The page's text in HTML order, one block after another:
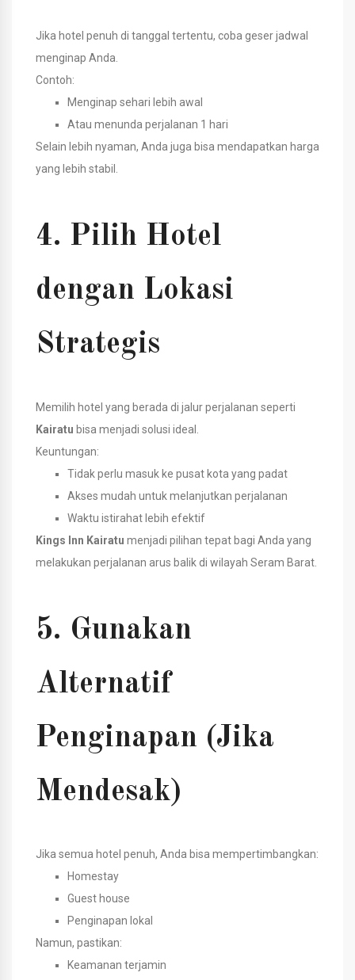
Jika hotel penuh di tanggal tertentu, coba geser jadwal
menginap Anda.
Contoh:
Menginap sehari lebih awal
Atau menunda perjalanan 1 hari
Selain lebih nyaman, Anda juga bisa mendapatkan harga
yang lebih stabil.
4. Pilih Hotel
dengan Lokasi
Strategis
Memilih hotel yang berada di jalur perjalanan seperti
Kairatu bisa menjadi solusi ideal.
Keuntungan:
Tidak perlu masuk ke pusat kota yang padat
Akses mudah untuk melanjutkan perjalanan
Waktu istirahat lebih efektif
Kings Inn Kairatu menjadi pilihan tepat bagi Anda yang
melakukan perjalanan arus balik di wilayah Seram Barat.
5. Gunakan
Alternatif
Penginapan (Jika
Mendesak)
Jika semua hotel penuh, Anda bisa mempertimbangkan:
Homestay
Guest house
Penginapan lokal
Namun, pastikan:
Keamanan terjamin